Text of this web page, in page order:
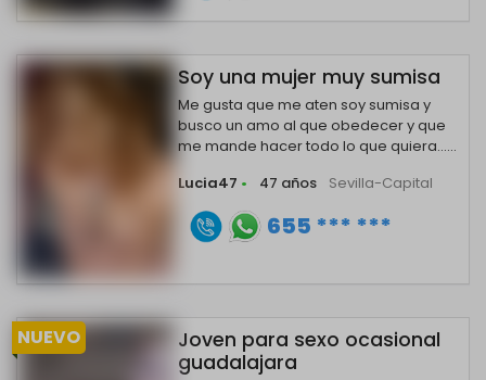
Soy una mujer muy sumisa
Me gusta que me aten soy sumisa y
busco un amo al que obedecer y que
me mande hacer todo lo que quiera......
Lucia47 • 47 años Sevilla-Capital
655 *** ***
NUEVO
Joven para sexo ocasional
guadalajara